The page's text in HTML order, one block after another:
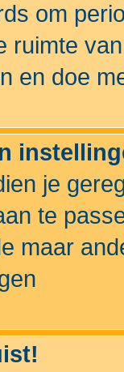
om
ruimte
en doe
je
te
maar